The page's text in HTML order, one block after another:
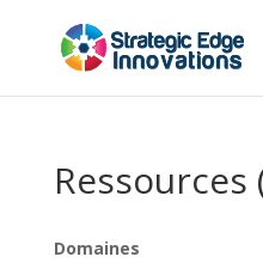
Ressources
Domaines